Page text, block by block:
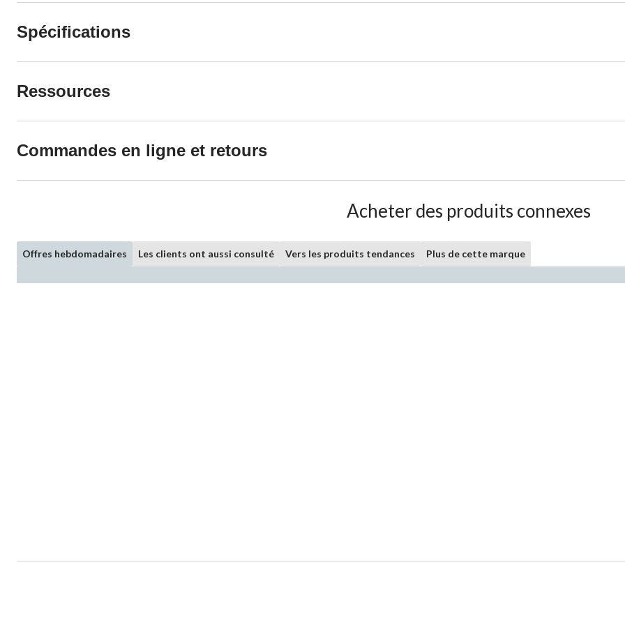
Spécifications
Ressources
Commandes en ligne et retours
Acheter des produits connexes
Offres hebdomadaires Les clients ont aussi consulté Vers les produits tendances Plus de cette marque